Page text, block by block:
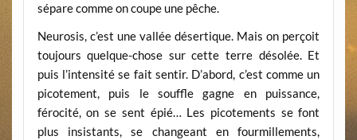
sépare comme on coupe une pêche.
Neurosis, c’est une vallée désertique. Mais on perçoit
toujours quelque-chose sur cette terre désolée. Et
puis l’intensité se fait sentir. D’abord, c’est comme un
picotement, puis le souffle gagne en puissance,
férocité, on se sent épié… Les picotements se font
plus insistants, se changeant en fourmillements,